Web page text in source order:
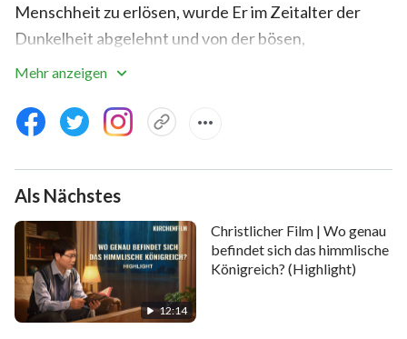
Menschheit zu erlösen, wurde Er im Zeitalter der
Dunkelheit abgelehnt und von der bösen,
verdorbenen Menschheit schließlich ans Kreuz
letzten Tagen wiederkäme und sagte: „
Blitz oben vom Himmel blitzt und leuchtet über
alles, was unter dem Himmel ist, also wird des
Menschen Sohn an Seinem Tage sein. Zuvor aber
muß Er viel leiden und verworfen werden von
diesem Geschlecht“(Lukas 17,24-25). Warum wird der
Herr Jesus „von diesem Geschlecht verworfen
werden“, wenn Er in den letzten Tagen
wiederkommt? Warum wurde Gott, als Er zweimal im
Mehr anzeigen
Als Nächstes
12:14
Christlicher Film | Wo genau
befindet sich das himmlische
Königreich? (Highlight)